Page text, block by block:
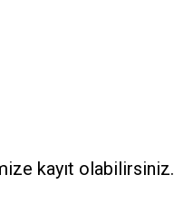
kayıt olabilirsiniz.